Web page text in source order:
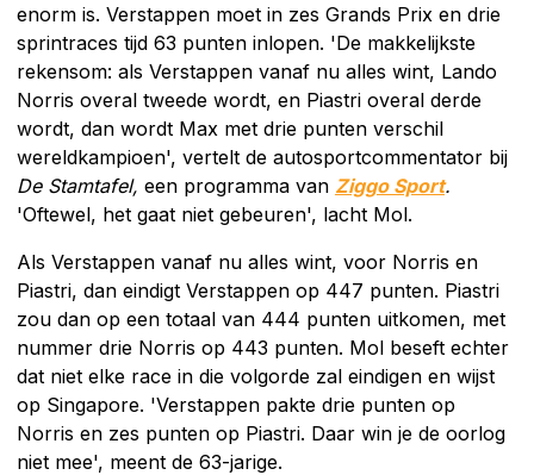
enorm is. Verstappen moet in zes Grands Prix en drie
sprintraces tijd 63 punten inlopen. 'De makkelijkste
rekensom: als Verstappen vanaf nu alles wint, Lando
Norris overal tweede wordt, en Piastri overal derde
wordt, dan wordt Max met drie punten verschil
wereldkampioen', vertelt de autosportcommentator bij
De Stamtafel, een programma van Ziggo Sport.
'Oftewel, het gaat niet gebeuren', lacht Mol.
Als Verstappen vanaf nu alles wint, voor Norris en
Piastri, dan eindigt Verstappen op 447 punten. Piastri
zou dan op een totaal van 444 punten uitkomen, met
nummer drie Norris op 443 punten. Mol beseft echter
dat niet elke race in die volgorde zal eindigen en wijst
op Singapore. 'Verstappen pakte drie punten op
Norris en zes punten op Piastri. Daar win je de oorlog
niet mee', meent de 63-jarige.